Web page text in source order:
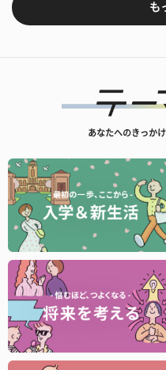
も
あなたへのきっか